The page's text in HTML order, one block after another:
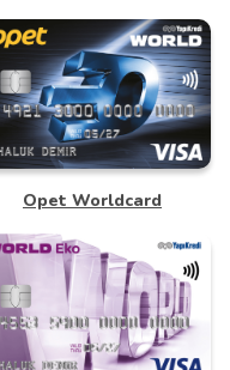
Opet Worldcard